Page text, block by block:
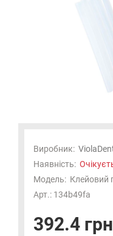
Виробник:
Наявність:
Модель: Клейовий
Арт.: 134b49fa
392.4